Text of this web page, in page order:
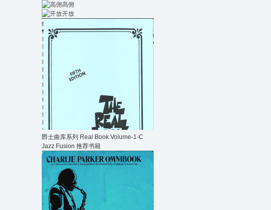
高佣
开放
爵士曲库系列 Real Book Volume-1-C
Jazz Fusion 推荐书籍